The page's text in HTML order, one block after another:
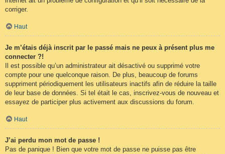
corriger.
Haut
Je m’étais déjà inscrit par le passé mais ne peux à présent plus me
connecter ?!
Il est possible qu’un administrateur ait désactivé ou supprimé votre
compte pour une quelconque raison. De plus, beaucoup de forums
suppriment périodiquement les utilisateurs inactifs afin de réduire la taille
de leur base de données. Si tel était le cas, inscrivez-vous de nouveau et
essayez de participer plus activement aux discussions du forum.
Haut
J’ai perdu mon mot de passe !
Pas de panique ! Bien que votre mot de passe ne puisse pas être